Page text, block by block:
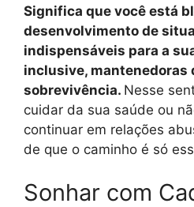
Significa que você está
desenvolvimento de
indispensáveis para a
inclusive, mantenedoras
sobrevivência. Nesse
cuidar da sua saúde ou
continuar em relações
de que o caminho é só
Sonhar com